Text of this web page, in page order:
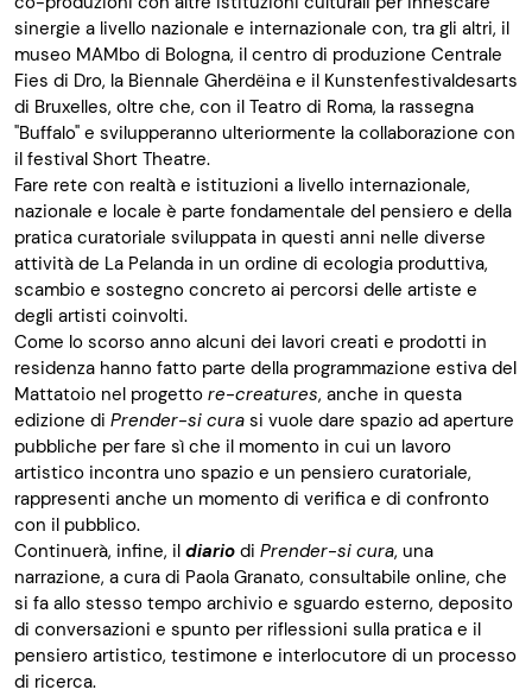
sinergie a livello nazionale e internazionale con, tra gli altri, il
museo MAMbo di Bologna, il centro di produzione Centrale
Fies di Dro, la Biennale Gherdëina e il Kunstenfestivaldesarts
di Bruxelles, oltre che, con il Teatro di Roma, la rassegna
"Buffalo" e svilupperanno ulteriormente la collaborazione con
il festival Short Theatre.
Fare rete con realtà e istituzioni a livello internazionale,
nazionale e locale è parte fondamentale del pensiero e della
pratica curatoriale sviluppata in questi anni nelle diverse
attività de La Pelanda in un ordine di ecologia produttiva,
scambio e sostegno concreto ai percorsi delle artiste e
degli artisti coinvolti.
Come lo scorso anno alcuni dei lavori creati e prodotti in
residenza hanno fatto parte della programmazione estiva del
Mattatoio nel progetto re-creatures, anche in questa
edizione di Prender-si cura si vuole dare spazio ad aperture
pubbliche per fare sì che il momento in cui un lavoro
artistico incontra uno spazio e un pensiero curatoriale,
rappresenti anche un momento di verifica e di confronto
con il pubblico.
Continuerà, infine, il diario di Prender-si cura, una
narrazione, a cura di Paola Granato, consultabile online, che
si fa allo stesso tempo archivio e sguardo esterno, deposito
di conversazioni e spunto per riflessioni sulla pratica e il
pensiero artistico, testimone e interlocutore di un processo
di ricerca.